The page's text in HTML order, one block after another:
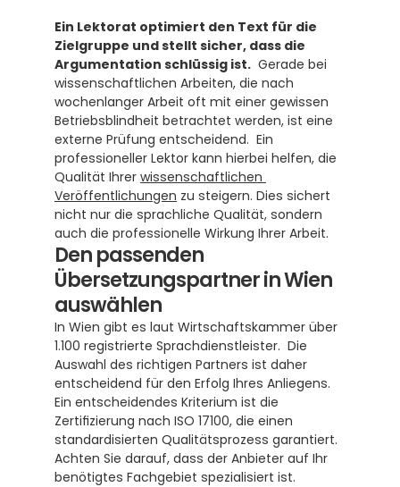
Ein Lektorat optimiert den Text für die
Zielgruppe und stellt sicher, dass die
Argumentation schlüssig ist.
  Gerade bei
wissenschaftlichen Arbeiten, die nach
wochenlanger Arbeit oft mit einer gewissen
Betriebsblindheit betrachtet werden, ist eine
externe Prüfung entscheidend.  Ein
professioneller Lektor kann hierbei helfen, die
Qualität Ihrer wissenschaftlichen
Veröffentlichungen zu steigern. Dies sichert
nicht nur die sprachliche Qualität, sondern
auch die professionelle Wirkung Ihrer Arbeit.
Den passenden
Übersetzungspartner in Wien
auswählen
In Wien gibt es laut Wirtschaftskammer über
1.100 registrierte Sprachdienstleister.  Die
Auswahl des richtigen Partners ist daher
entscheidend für den Erfolg Ihres Anliegens.
Ein entscheidendes Kriterium ist die
Zertifizierung nach ISO 17100, die einen
standardisierten Qualitätsprozess garantiert.
Achten Sie darauf, dass der Anbieter auf Ihr
benötigtes Fachgebiet spezialisiert ist.